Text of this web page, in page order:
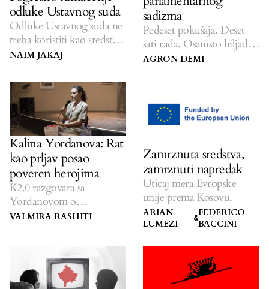
odluke Ustavnog suda
Odluke Ustavnog suda ne
treba koristiti kao sredstvo
za partijske ciljeve.
NAIM JAKAJ
sadizma
Pedeset pokušaja. Deset
sati rada. Osamsto hiljada
evra. Nula rezultata.
AGRON DEMI
Kalina Yordanova: Rat
kao prljav posao
poveren herojima
K2.0 razgovara sa
Yordanovom o
transgeneracijskoj traumi i
VALMIRA RASHITI
Zamrznuta sredstva,
zamrznuti napredak
Uticaj mera Evropske
unije prema Kosovu.
ARIAN
LUMEZI
&FEDERICO
BACCINI